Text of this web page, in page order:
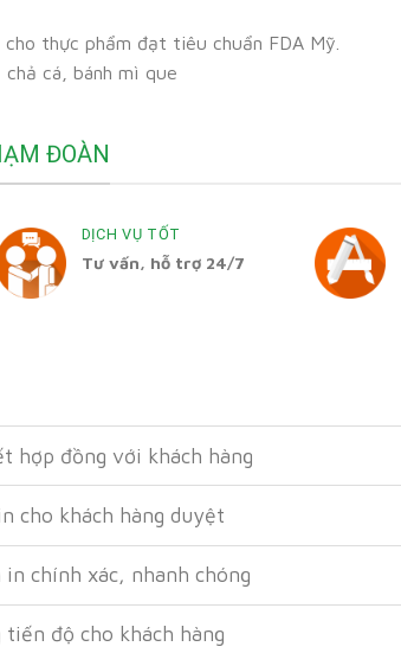
thực phẩm đạt tiêu chuẩn FDA Mỹ.
cá, bánh mì que
ĐOÀN
DỊCH VỤ TỐT
Tư vấn, hỗ trợ 24/7
hợp đồng với khách hàng
cho khách hàng duyệt
chính xác, nhanh chóng
độ cho khách hàng